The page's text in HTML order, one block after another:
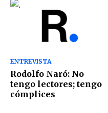
ENTREVISTA
Rodolfo Naró: No
tengo lectores; tengo
cómplices